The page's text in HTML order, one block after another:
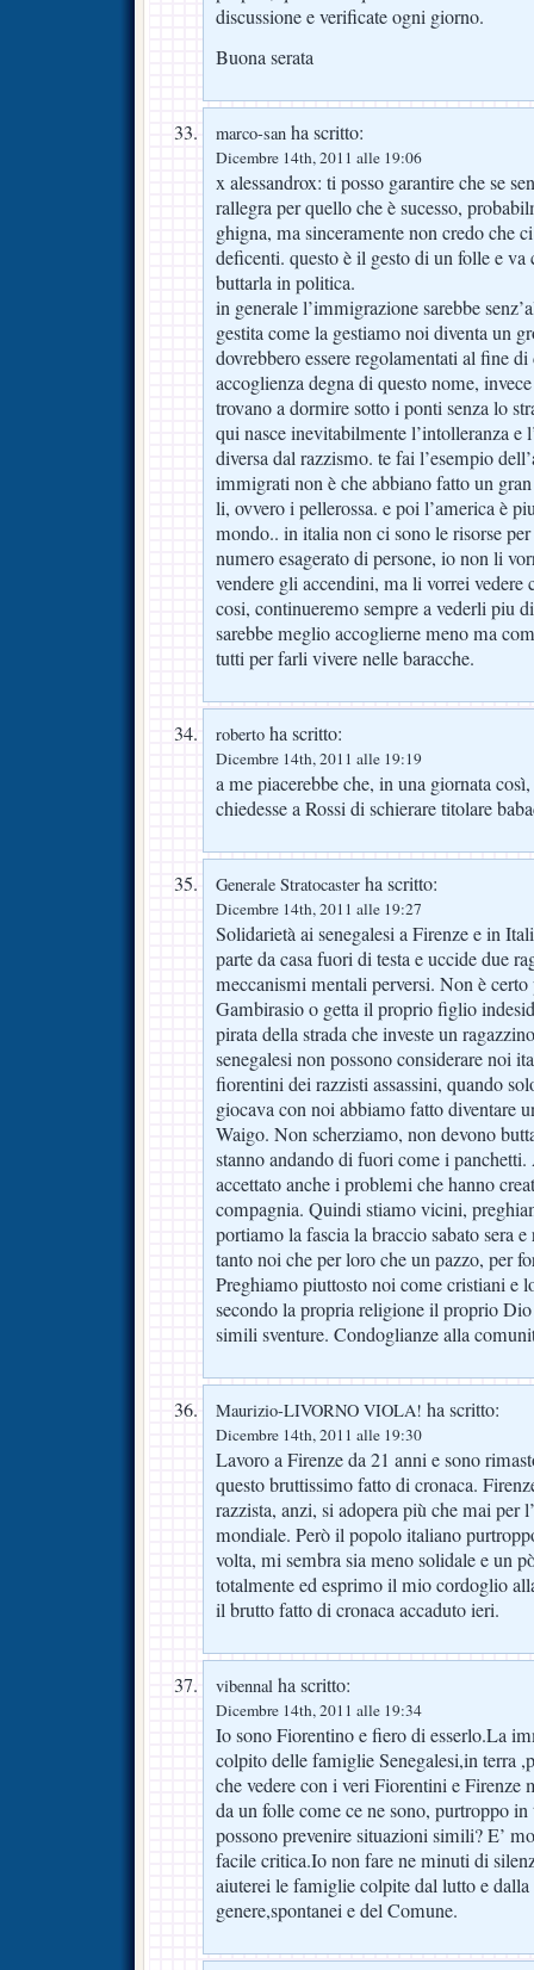
discussione e verificate ogni giorno.
Buona serata
marco-san ha scritto:
Dicembre 14th, 2011 alle 19:06
x alessandrox: ti posso garantire che se
rallegra per quello che è sucesso,
ghigna, ma sinceramente non credo che
deficenti. questo è il gesto di un folle e va
buttarla in politica.
in generale l’immigrazione sarebbe
gestita come la gestiamo noi diventa un
dovrebbero essere regolamentati al fine
accoglienza degna di questo nome,
trovano a dormire sotto i ponti senza lo
qui nasce inevitabilmente l’intolleranza e
diversa dal razzismo. te fai l’esempio
immigrati non è che abbiano fatto un
li, ovvero i pellerossa. e poi l’america è
mondo.. in italia non ci sono le risorse
numero esagerato di persone, io non li
vendere gli accendini, ma li vorrei vedere
cosi, continueremo sempre a vederli piu
sarebbe meglio accoglierne meno ma
tutti per farli vivere nelle baracche.
roberto ha scritto:
Dicembre 14th, 2011 alle 19:19
a me piacerebbe che, in una giornata
chiedesse a Rossi di schierare titolare
Generale Stratocaster ha scritto:
Dicembre 14th, 2011 alle 19:27
Solidarietà ai senegalesi a Firenze e in
parte da casa fuori di testa e uccide due
meccanismi mentali perversi. Non è
Gambirasio o getta il proprio figlio
pirata della strada che investe un
senegalesi non possono considerare noi
fiorentini dei razzisti assassini, quando
giocava con noi abbiamo fatto diventare
Waigo. Non scherziamo, non devono
stanno andando di fuori come i
accettato anche i problemi che hanno
compagnia. Quindi stiamo vicini,
portiamo la fascia la braccio sabato sera
tanto noi che per loro che un pazzo, per
Preghiamo piuttosto noi come cristiani e
secondo la propria religione il proprio
simili sventure. Condoglianze alla
Maurizio-LIVORNO VIOLA! ha scritto:
Dicembre 14th, 2011 alle 19:30
Lavoro a Firenze da 21 anni e sono
questo bruttissimo fatto di cronaca.
razzista, anzi, si adopera più che mai per
mondiale. Però il popolo italiano
volta, mi sembra sia meno solidale e un
totalmente ed esprimo il mio cordoglio
il brutto fatto di cronaca accaduto ieri.
vibennal ha scritto:
Dicembre 14th, 2011 alle 19:34
Io sono Fiorentino e fiero di esserlo.La
colpito delle famiglie Senegalesi,in terra
che vedere con i veri Fiorentini e Firenze
da un folle come ce ne sono, purtroppo
possono prevenire situazioni simili? E’
facile critica.Io non fare ne minuti di
aiuterei le famiglie colpite dal lutto e
genere,spontanei e del Comune.